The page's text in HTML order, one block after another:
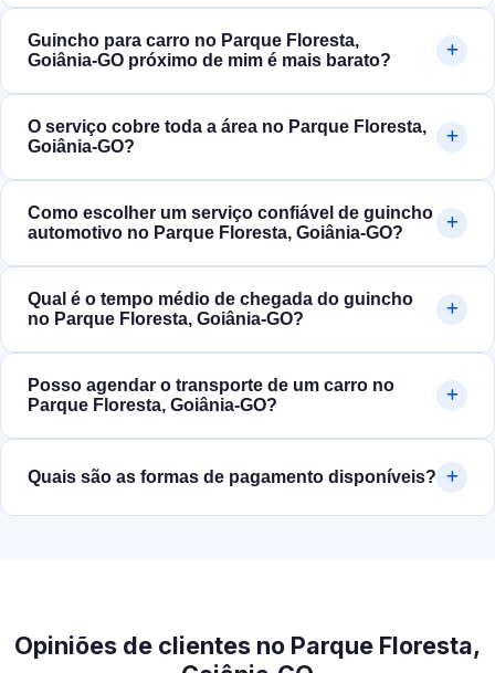
Guincho para carro no Parque Floresta,
Goiânia‑GO próximo de mim é mais barato?
O serviço cobre toda a área no Parque Floresta,
Goiânia‑GO?
Como escolher um serviço confiável de guincho
automotivo no Parque Floresta, Goiânia‑GO?
Qual é o tempo médio de chegada do guincho
no Parque Floresta, Goiânia‑GO?
Posso agendar o transporte de um carro no
Parque Floresta, Goiânia‑GO?
Quais são as formas de pagamento disponíveis?
Opiniões de clientes no Parque Floresta,